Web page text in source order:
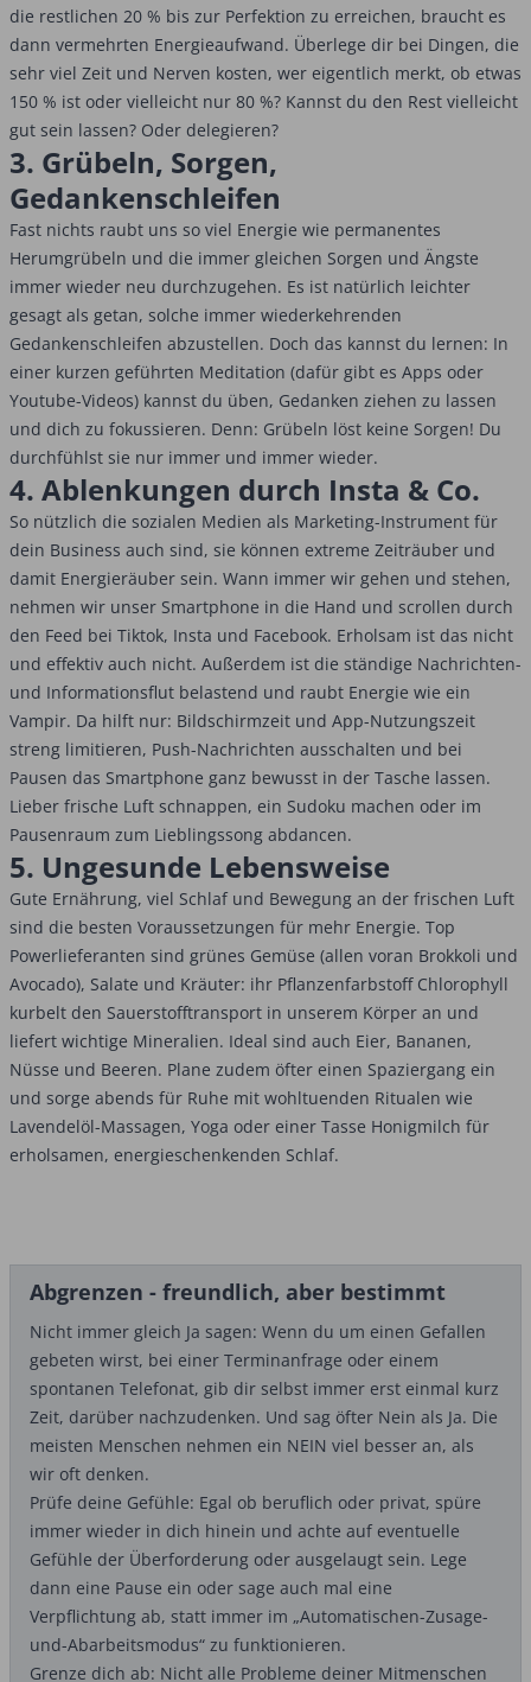
die restlichen 20 % bis zur Perfektion zu erreichen, braucht es
dann vermehrten Energieaufwand. Überlege dir bei Dingen, die
sehr viel Zeit und Nerven kosten, wer eigentlich merkt, ob etwas
150 % ist oder vielleicht nur 80 %? Kannst du den Rest vielleicht
gut sein lassen? Oder delegieren?
3. Grübeln, Sorgen,
Gedankenschleifen
Fast nichts raubt uns so viel Energie wie permanentes
Herumgrübeln und die immer gleichen Sorgen und Ängste
immer wieder neu durchzugehen. Es ist natürlich leichter
gesagt als getan, solche immer wiederkehrenden
Gedankenschleifen abzustellen. Doch das kannst du lernen: In
einer kurzen geführten Meditation (dafür gibt es Apps oder
Youtube-Videos) kannst du üben, Gedanken ziehen zu lassen
und dich zu fokussieren. Denn: Grübeln löst keine Sorgen! Du
durchfühlst sie nur immer und immer wieder.
4. Ablenkungen durch Insta & Co.
So nützlich die sozialen Medien als Marketing-Instrument für
dein Business auch sind, sie können extreme Zeiträuber und
damit Energieräuber sein. Wann immer wir gehen und stehen,
nehmen wir unser Smartphone in die Hand und scrollen durch
den Feed bei Tiktok, Insta und Facebook. Erholsam ist das nicht
und effektiv auch nicht. Außerdem ist die ständige Nachrichten-
und Informationsflut belastend und raubt Energie wie ein
Vampir. Da hilft nur: Bildschirmzeit und App-Nutzungszeit
streng limitieren, Push-Nachrichten ausschalten und bei
Pausen das Smartphone ganz bewusst in der Tasche lassen.
Lieber frische Luft schnappen, ein Sudoku machen oder im
Pausenraum zum Lieblingssong abdancen.
5. Ungesunde Lebensweise
Gute Ernährung, viel Schlaf und Bewegung an der frischen Luft
sind die besten Voraussetzungen für mehr Energie. Top
Powerlieferanten sind grünes Gemüse (allen voran Brokkoli und
Avocado), Salate und Kräuter: ihr Pflanzenfarbstoff Chlorophyll
kurbelt den Sauerstofftransport in unserem Körper an und
liefert wichtige Mineralien. Ideal sind auch Eier, Bananen,
Nüsse und Beeren. Plane zudem öfter einen Spaziergang ein
und sorge abends für Ruhe mit wohltuenden Ritualen wie
Lavendelöl-Massagen, Yoga oder einer Tasse Honigmilch für
erholsamen, energieschenkenden Schlaf.
Abgrenzen - freundlich, aber bestimmt
Nicht immer gleich Ja sagen: Wenn du um einen Gefallen
gebeten wirst, bei einer Terminanfrage oder einem
spontanen Telefonat, gib dir selbst immer erst einmal kurz
Zeit, darüber nachzudenken. Und sag öfter Nein als Ja. Die
meisten Menschen nehmen ein NEIN viel besser an, als
wir oft denken.
Prüfe deine Gefühle: Egal ob beruflich oder privat, spüre
immer wieder in dich hinein und achte auf eventuelle
Gefühle der Überforderung oder ausgelaugt sein. Lege
dann eine Pause ein oder sage auch mal eine
Verpflichtung ab, statt immer im „Automatischen-Zusage-
und-Abarbeitsmodus“ zu funktionieren.
Grenze dich ab: Nicht alle Probleme deiner Mitmenschen